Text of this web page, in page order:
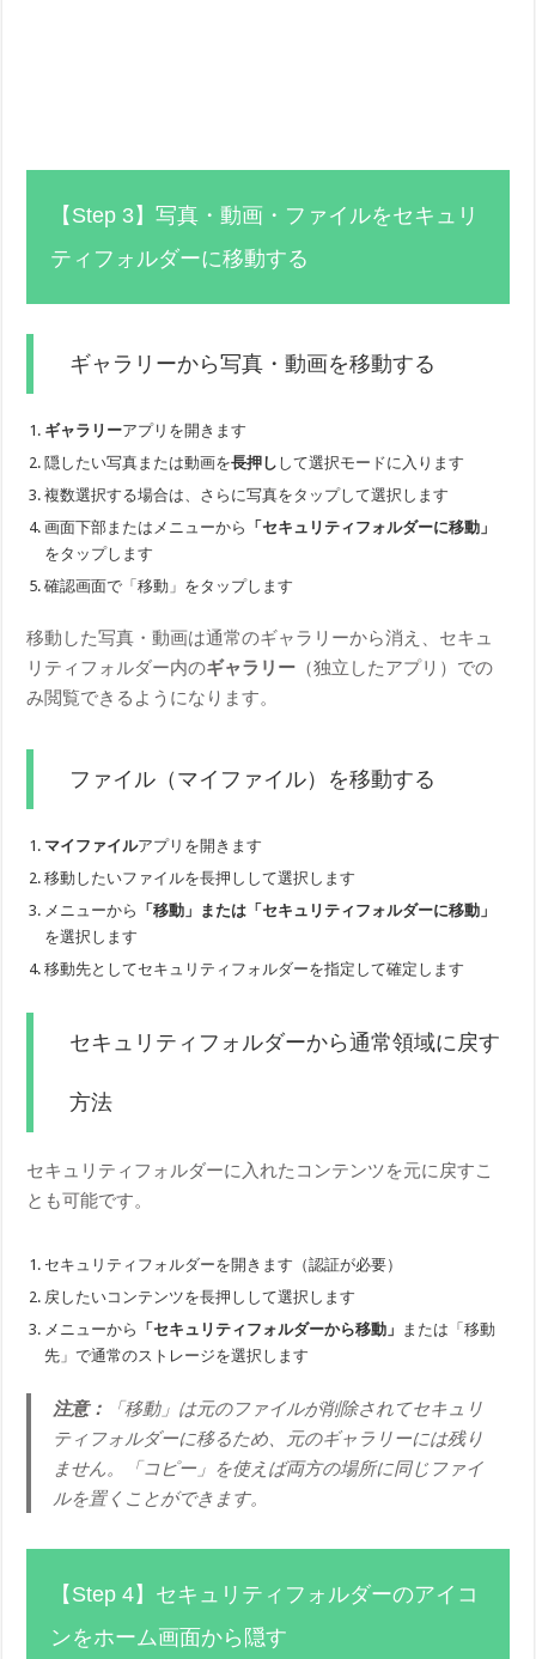
【Step 3】写真・動画・ファイルをセキュリ
ティフォルダーに移動する
ギャラリーから写真・動画を移動する
ギャラリーアプリを開きます
隠したい写真または動画を長押し して選択モードに入ります
複数選択する場合は、さらに写真をタップして選択します
画面下部またはメニューから 「セキュリティフォルダーに移動」
をタップします
確認画面で「移動」をタップします
移動した写真・動画は通常のギャラリーから消え、セキュ
リティフォルダー内のギャラリー （独立したアプリ）での
み閲覧できるようになります。
ファイル（マイファイル）を移動する
マイファイルアプリを開きます
移動したいファイルを長押しして選択します
メニューから 「移動」または「セキュリティフォルダーに移動」
を選択します
移動先としてセキュリティフォルダーを指定して確定します
セキュリティフォルダーから通常領域に戻す
方法
セキュリティフォルダーに入れたコンテンツを元に戻すこ
とも可能です。
セキュリティフォルダーを開きます（認証が必要）
戻したいコンテンツを長押しして選択します
メニューから 「セキュリティフォルダーから移動」 または「移動
先」で通常のストレージを選択します
注意：
「移動」は元のファイルが削除されてセキュリ
ティフォルダーに移るため、元のギャラリーには残り
ません。「コピー」を使えば両方の場所に同じファイ
ルを置くことができます。
【Step 4】セキュリティフォルダーのアイコ
ンをホーム画面から隠す